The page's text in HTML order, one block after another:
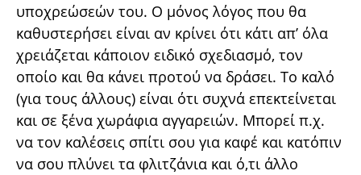
υποχρεώσεών του. Ο μόνος λόγος που θα
καθυστερήσει είναι αν κρίνει ότι κάτι απ’ όλα
χρειάζεται κάποιον ειδικό σχεδιασμό, τον
οποίο και θα κάνει προτού να δράσει. Το καλό
(για τους άλλους) είναι ότι συχνά επεκτείνεται
και σε ξένα χωράφια αγγαρειών. Μπορεί π.χ.
να τον καλέσεις σπίτι σου για καφέ και κατόπιν
να σου πλύνει τα φλιτζάνια και ό,τι άλλο